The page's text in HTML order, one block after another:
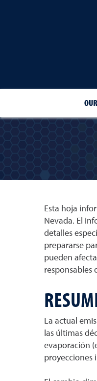
Esta hoja
Nevada. El
detalles
prepararse
pueden
responsables
La actual
las últimas
evaporación
proyecciones